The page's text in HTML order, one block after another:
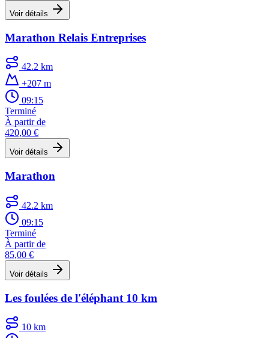
Voir détails
Marathon Relais Entreprises
42.2 km
+207 m
09:15
Terminé
À partir de
420,00 €
Voir détails
Marathon
42.2 km
09:15
Terminé
À partir de
85,00 €
Voir détails
Les foulées de l'éléphant 10 km
10 km